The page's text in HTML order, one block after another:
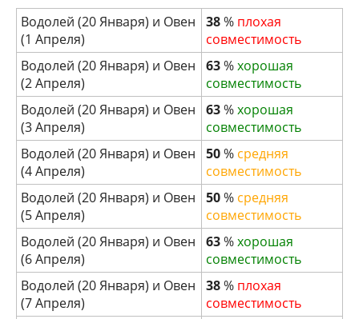
Водолей (20 Января) и Овен
(1 Апреля)
38% плохая
совместимость
Водолей (20 Января) и Овен
(2 Апреля)
63%хорошая
совместимость
Водолей (20 Января) и Овен
(3 Апреля)
63%хорошая
совместимость
Водолей (20 Января) и Овен
(4 Апреля)
50% средняя
совместимость
Водолей (20 Января) и Овен
(5 Апреля)
50% средняя
совместимость
Водолей (20 Января) и Овен
(6 Апреля)
63%хорошая
совместимость
Водолей (20 Января) и Овен
(7 Апреля)
38% плохая
совместимость